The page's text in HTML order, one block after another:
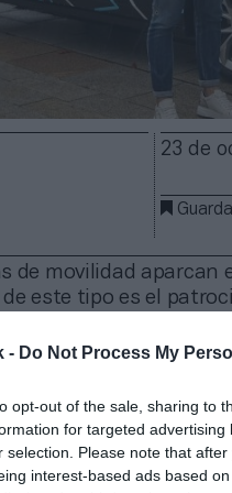
- Do Not Process My
opt-out of the sale, sharing to
for targeted
selection. Please note that
interest-based ads based
23 de
de movilidad aparcan
este tipo es el
contrato, por lo tanto,
del club de
otro país al que
según han